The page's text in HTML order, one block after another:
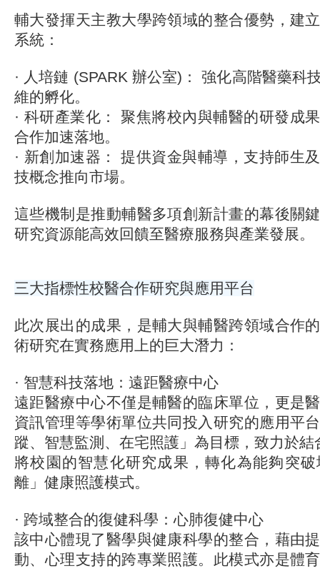
輔大發揮天主教大學跨領域的整合優勢，建
系統：
· 人培鏈 (SPARK 辦公室)： 強化高階醫藥科
維的孵化。
· 科研產業化： 聚焦將校內與輔醫的研發成
合作加速落地。
· 新創加速器： 提供資金與輔導，支持師生
技概念推向市場。
這些機制是推動輔醫多項創新計畫的幕後關
研究資源能高效回饋至醫療服務與產業發展。
三大指標性校醫合作研究與應用平台
此次展出的成果，是輔大與輔醫跨領域合作
術研究在實務應用上的巨大潛力：
· 智慧科技落地：遠距醫療中心
遠距醫療中心不僅是輔醫的臨床單位，更是
資訊管理等學術單位共同投入研究的應用平
蹤、智慧監測、在宅照護」為目標，致力於
將校園的智慧化研究成果，轉化為能夠突
離」健康照護模式。
· 跨域整合的復健科學：心肺復健中心
該中心體現了醫學與健康科學的整合，藉由
動、心理支持的跨專業照護。此模式亦是體